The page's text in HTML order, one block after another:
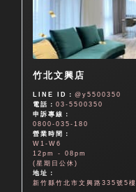
竹北文興店
LINE ID：@y5500350
電話：03-5500350
申訴專線：
0800-035-180
營業時間：
W1-W6
12pm - 08pm
(星期日公休)
地址：
新竹縣竹北市文興路335號5樓